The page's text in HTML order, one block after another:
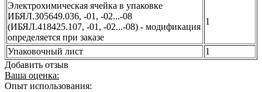
Электрохимическая ячейка в упаковке
ИБЯЛ.305649.036, -01, -02...-08
(ИБЯЛ.418425.107, -01, -02...-08) - модификация
определяется при заказе
1
Упаковочный лист
1
Добавить отзыв
Ваша оценка:
Опыт использования: